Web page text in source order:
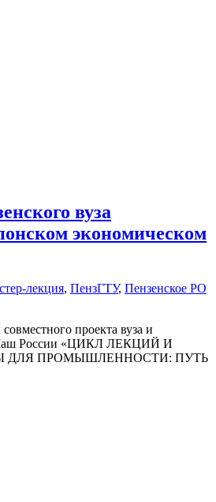
вуза
экономическом
лекция, ПензГТУ, Пензенское РО
проекта вуза и
России «ЦИКЛ ЛЕКЦИЙ И
ДЛЯ ПРОМЫШЛЕННОСТИ: ПУТЬ